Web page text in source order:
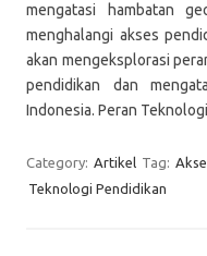
mengatasi hambatan
menghalangi akses
akan mengeksplorasi
pendidikan dan
Indonesia. Peran
Category: Artikel Tag:
Teknologi Pendidikan